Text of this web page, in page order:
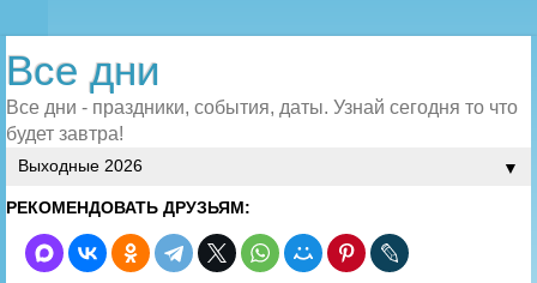
Все дни
Все дни - праздники, события, даты. Узнай сегодня то что
будет завтра!
▼
РЕКОМЕНДОВАТЬ ДРУЗЬЯМ: